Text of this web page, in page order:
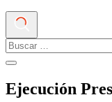
Ejecución